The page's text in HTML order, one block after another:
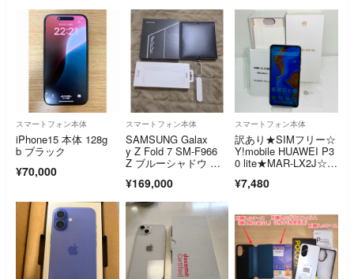
スマートフォン本体
iPhone15 本体 128g
b ブラック
¥70,000
スマートフォン本体
SAMSUNG Galax
y Z Fold 7 SM-F966
Z ブルーシャドウ 美
¥169,000
スマートフォン本体
訳あり★SIMフリー☆
Y!mobile HUAWEI P3
0 lite★MAR-LX2J☆パ
本体☆送料無料
¥7,480